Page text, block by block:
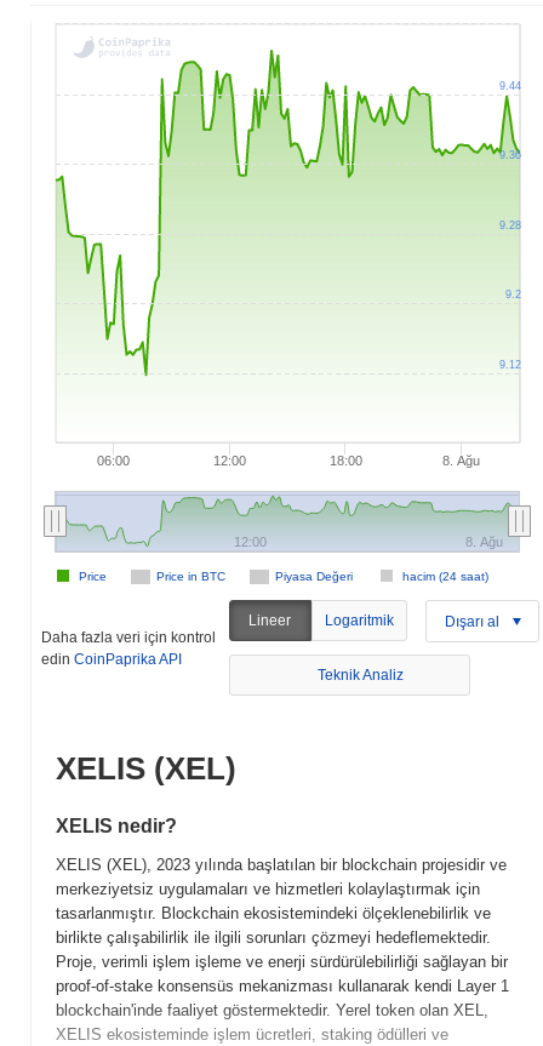
06:00 12:00 18:00 8. Ağu
Price in BTC Piyasa Değeri hacim (24 saat)
Price
12:00 8. Ağu
9.12
9.2
9.28
9.36
9.44
Daha fazla veri için kontrol
edin CoinPaprika API
Lineer Logaritmik Dışarı al
Teknik Analiz
XELIS (XEL)
XELIS nedir?
XELIS (XEL), 2023 yılında başlatılan bir blockchain projesidir ve
merkeziyetsiz uygulamaları ve hizmetleri kolaylaştırmak için
tasarlanmıştır. Blockchain ekosistemindeki ölçeklenebilirlik ve
birlikte çalışabilirlik ile ilgili sorunları çözmeyi hedeflemektedir.
Proje, verimli işlem işleme ve enerji sürdürülebilirliği sağlayan bir
proof-of-stake konsensüs mekanizması kullanarak kendi Layer 1
blockchain'inde faaliyet göstermektedir. Yerel token olan XEL,
XELIS ekosisteminde işlem ücretleri, staking ödülleri ve